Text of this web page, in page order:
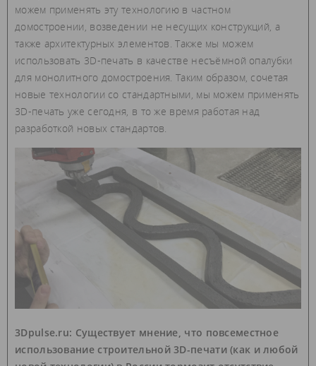
можем применять эту технологию в частном
домостроении, возведении не несущих конструкций, а
также архитектурных элементов. Также мы можем
использовать 3D-печать в качестве несъёмной опалубки
для монолитного домостроения. Таким образом, сочетая
новые технологии со стандартными, мы можем применять
3D-печать уже сегодня, в то же время работая над
разработкой новых стандартов.
3Dpulse.ru: Существует мнение, что повсеместное
использование строительной 3D-печати (как и любой